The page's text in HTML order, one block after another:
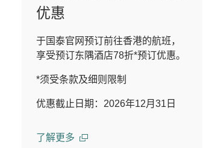
优惠
于国泰官网预订前往香港的航班，
享受预订东隅酒店78折*预订优惠。
*须受条款及细则限制
优惠截止日期：2026年12月31日
了解更多